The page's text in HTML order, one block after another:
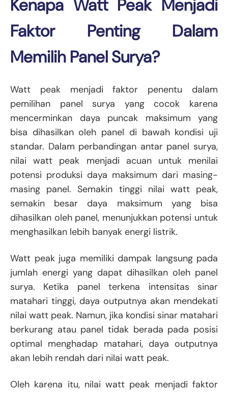
Kenapa Watt Peak Menjadi
Faktor Penting Dalam
Memilih Panel Surya?
Watt peak menjadi faktor penentu dalam
pemilihan panel surya yang cocok karena
mencerminkan daya puncak maksimum yang
bisa dihasilkan oleh panel di bawah kondisi uji
standar. Dalam perbandingan antar panel surya,
nilai watt peak menjadi acuan untuk menilai
potensi produksi daya maksimum dari masing-
masing panel. Semakin tinggi nilai watt peak,
semakin besar daya maksimum yang bisa
dihasilkan oleh panel, menunjukkan potensi untuk
menghasilkan lebih banyak energi listrik.
Watt peak juga memiliki dampak langsung pada
jumlah energi yang dapat dihasilkan oleh panel
surya. Ketika panel terkena intensitas sinar
matahari tinggi, daya outputnya akan mendekati
nilai watt peak. Namun, jika kondisi sinar matahari
berkurang atau panel tidak berada pada posisi
optimal menghadap matahari, daya outputnya
akan lebih rendah dari nilai watt peak.
Oleh karena itu, nilai watt peak menjadi faktor